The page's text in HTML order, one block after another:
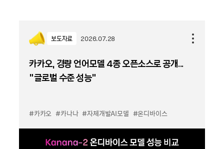
보도자료 2026.07.28
카카오, 경량 언어모델 4종 오픈소스로 공개...
“글로벌 수준 성능”
#카카오 #카나나 #자체개발AI모델 #온디바이스